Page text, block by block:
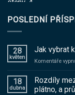
POSLEDNÍ
28
květen
Jak vybrat
Komentáře
18
dubna
Rozdíly
plátno, a